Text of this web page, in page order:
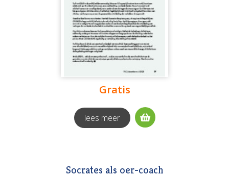
Gratis
lees meer
Socrates als oer-coach